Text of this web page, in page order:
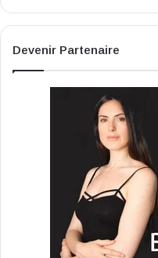
Devenir Partenaire